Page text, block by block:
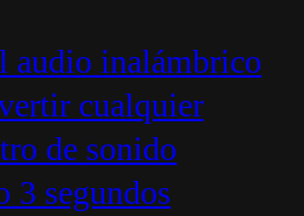
audio inalámbrico
cualquier
de sonido
3 segundos